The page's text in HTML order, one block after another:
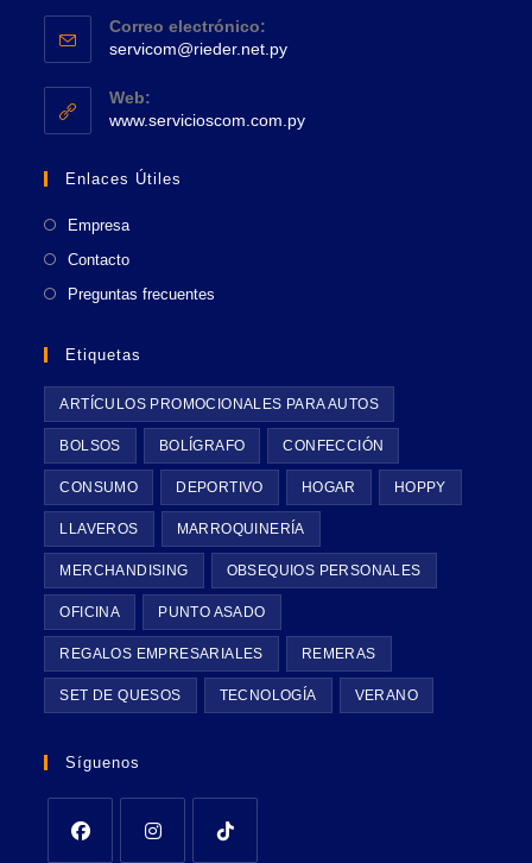
tu
aplicación
abre
en
tu
aplicación
Correo electrónico:
servicom@rieder.net.pySe
aplicación
Web:
www.servicioscom.com.pySe
Enlaces Útiles
Empresa
Contacto
Preguntas frecuentes
Etiquetas
ARTÍCULOS PROMOCIONALES PARA AUTOS
BOLSOS BOLÍGRAFO CONFECCIÓN
CONSUMO DEPORTIVO HOGAR HOPPY
LLAVEROS MARROQUINERÍA
MERCHANDISING OBSEQUIOS PERSONALES
OFICINA PUNTO ASADO
REGALOS EMPRESARIALES REMERAS
SET DE QUESOS TECNOLOGÍA VERANO
Síguenos